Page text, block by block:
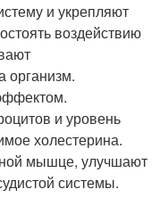
и укрепляют
воздействию
организм.
и уровень
холестерина.
мышце, улучшают
системы.